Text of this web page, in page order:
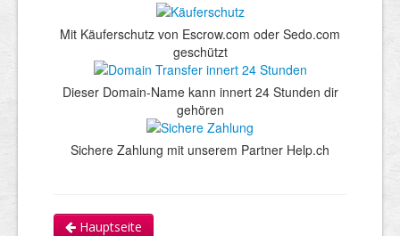
Mit Käuferschutz von Escrow.com oder Sedo.com
geschützt
Dieser Domain-Name kann innert 24 Stunden dir
gehören
Sichere Zahlung mit unserem Partner Help.ch
Hauptseite